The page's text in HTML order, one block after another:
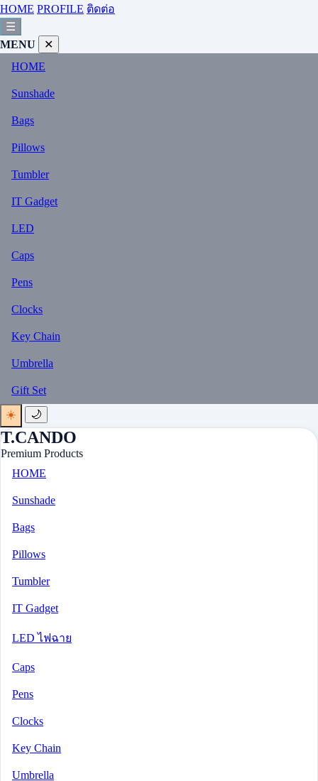
HOME PROFILE ติดต่อ
☰
MENU
✕
HOME
Sunshade
Bags
Pillows
Tumbler
IT Gadget
LED
Caps
Pens
Clocks
Key Chain
Umbrella
Gift Set
☀️
🌙
T.CANDO
Premium Products
HOME
Sunshade
Bags
Pillows
Tumbler
IT Gadget
LED ไฟฉาย
Caps
Pens
Clocks
Key Chain
Umbrella